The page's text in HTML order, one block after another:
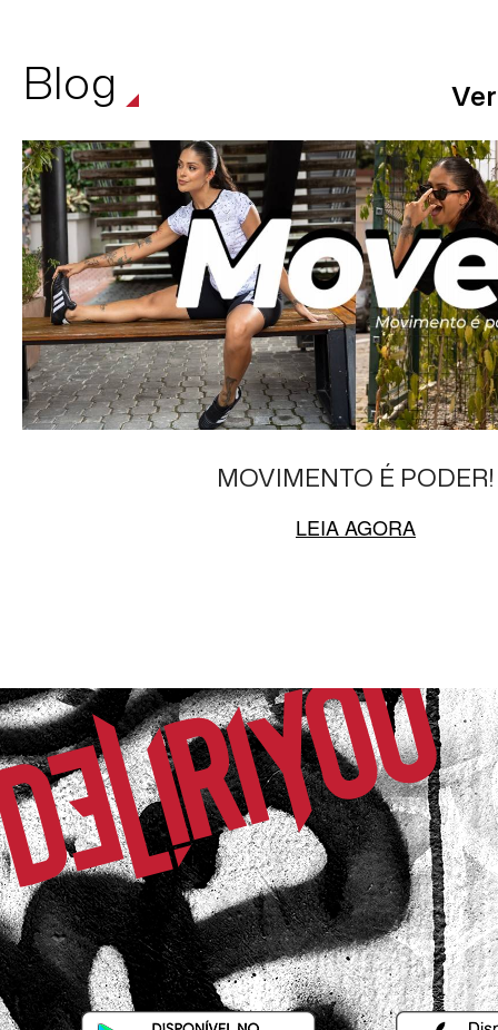
Blog
MOVIMENTO É PODER!
LEIA AGORA